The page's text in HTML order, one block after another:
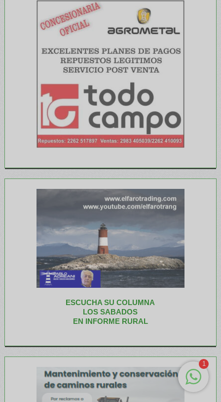
ESCUCHA SU COLUMNA
LOS SABADOS
EN INFORME RURAL
1